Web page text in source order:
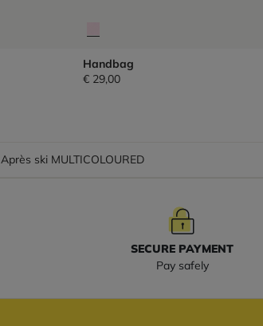
Handbag
€ 29,00
Après ski MULTICOLOURED
SECURE PAYMENT
Pay safely